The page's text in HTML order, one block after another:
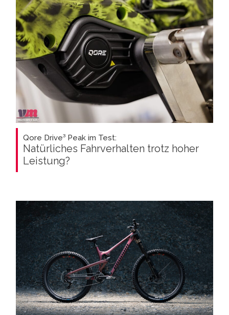
Qore Drive³ Peak im Test:
Natürliches Fahrverhalten trotz hoher
Leistung?